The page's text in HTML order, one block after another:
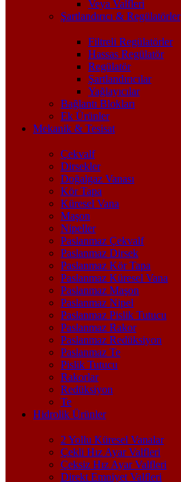
Veya Valfleri
Şartlandırıcı & Regülatörler
Filtreli Regülatörler
Hassas Regülatör
Regülatör
Şartlandırıcılar
Yağlayıcılar
Bağlantı Blokları
Ek Ürünler
Mekanik & Tesisat
Çekvalf
Dirsekler
Doğalgaz Vanası
Kör Tapa
Küresel Vana
Maşon
Nipeller
Paslanmaz Çekvalf
Paslanmaz Dirsek
Paslanmaz Kör Tapa
Paslanmaz Küresel Vana
Paslanmaz Maşon
Paslanmaz Nipel
Paslanmaz Pislik Tutucu
Paslanmaz Rakor
Paslanmaz Redüksiyon
Paslanmaz Te
Pislik Tutucu
Rakorlar
Redüksiyon
Te
Hidrolik Ürünler
2 Yollu Küresel Vanalar
Çekli Hız Ayar Valfleri
Çeksiz Hız Ayar Valfleri
Direkt Emniyet Valfleri